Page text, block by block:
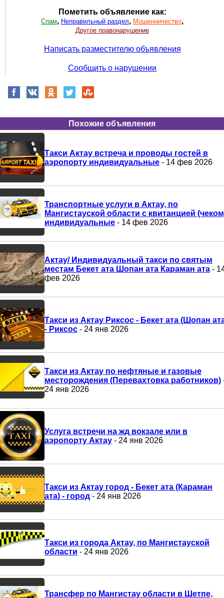
Пометить объявление как:
Спам, Неправильный раздел, Мошенничество,
Другое правонарушение
Написать разместителю объявления
Сообщить о нарушении
Похожие объявления
Такси Актау встреча и проводы гостей в
аэропорту индивидуальные - 14 фев 2026
Транспортные услуги в Актау, по
Мангистауской области с квитанцией
индивидуальные - 14 фев 2026
Актау/ Индивидуальный такси по святым
местам Бекет ата Шопан ата Караман ата -
фев 2026
Такси из Актау Риксос - Бекет ата (Шопан
- Риксос - 24 янв 2026
Такси из Актау по нефтяные и газовые
месторождения (Перевахтовка работников)
24 янв 2026
Услуга встречи на жд вокзале или в
аэропорту Актау - 24 янв 2026
Tакси из Актау город - Бекет ата (Караман
ата) - город - 24 янв 2026
Tакси из города Актау, по Мангистауской
области - 24 янв 2026
Трансфер по Мангистау области в Шетпе,